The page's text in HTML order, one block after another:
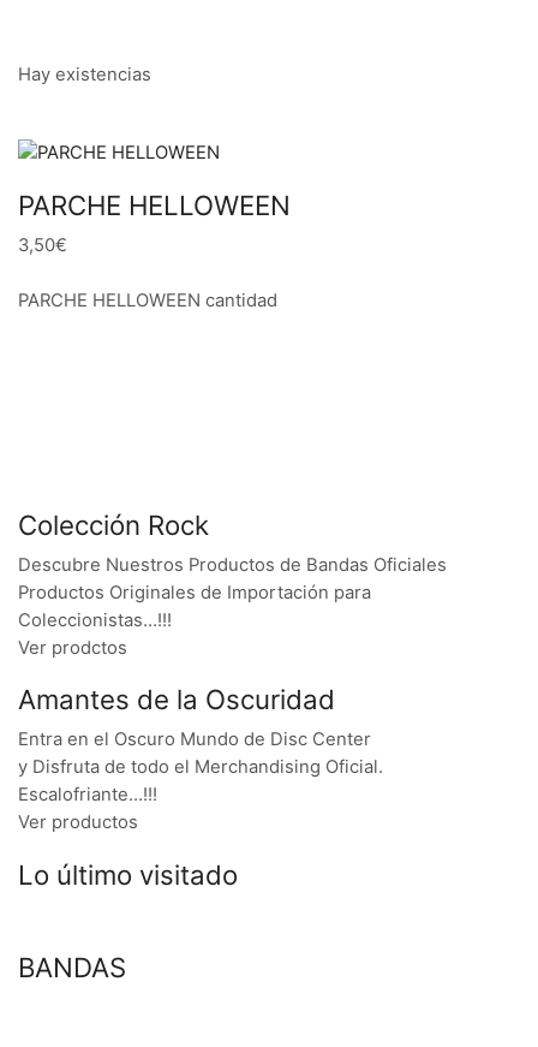
Hay existencias
PARCHE HELLOWEEN
3,50€
PARCHE HELLOWEEN cantidad
Colección Rock
Descubre Nuestros Productos de Bandas Oficiales
Productos Originales de Importación para
Coleccionistas…!!!
Ver prodctos
Amantes de la Oscuridad
Entra en el Oscuro Mundo de Disc Center
y Disfruta de todo el Merchandising Oficial.
Escalofriante…!!!
Ver productos
Lo último visitado
BANDAS